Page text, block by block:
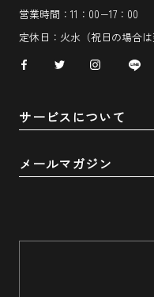
営業時間：11：00−17：00
定休日：火水（祝日の場合は
サービスについて
メールマガジン